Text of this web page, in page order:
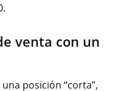
venta con un
posición “corta”,